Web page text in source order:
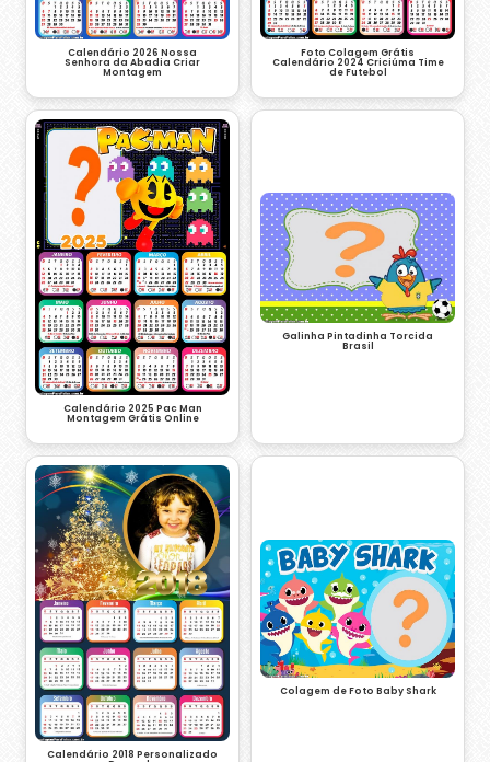
Calendário 2026 Nossa
Senhora da Abadia Criar
Montagem
Foto Colagem Grátis
Calendário 2024 Criciúma Time
de Futebol
Calendário 2025 Pac Man
Montagem Grátis Online
Galinha Pintadinha Torcida
Brasil
Calendário 2018 Personalizado
Colagem de Foto Baby Shark